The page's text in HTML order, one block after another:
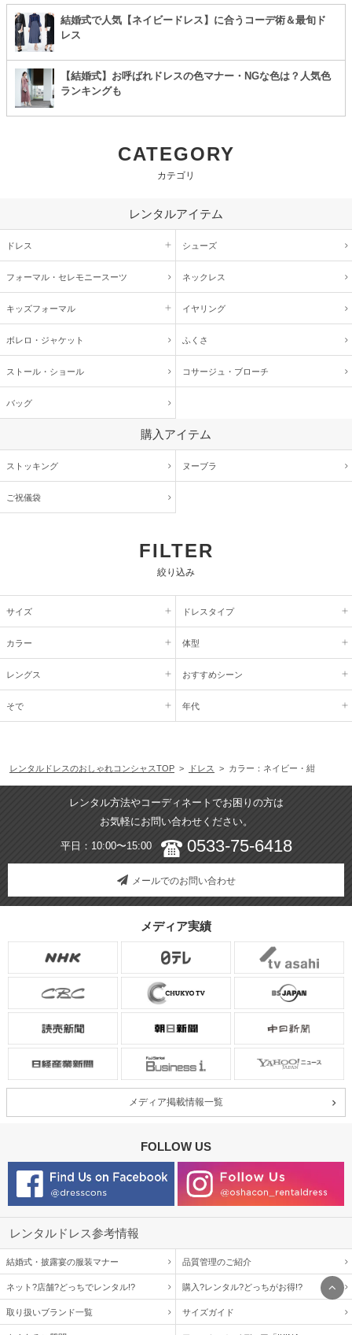
結婚式で人気【ネイビードレス】に合うコーデ術＆最旬ド
レス
【結婚式】お呼ばれドレスの色マナー・NGな色は？人気色
ランキングも
CATEGORY
カテゴリ
レンタルアイテム
ドレス シューズ
フォーマル・ セレモニースーツ ネックレス
キッズフォーマル イヤリング
ボレロ・ジャケット ふくさ
ストール・ショール コサージュ・ ブローチ
バッグ
購入アイテム
ストッキング ヌーブラ
ご祝儀袋
FILTER
絞り込み
サイズ ドレスタイプ
カラー 体型
レングス おすすめシーン
そで 年代
レンタルドレスのおしゃれコンシャスTOP > ドレス > カラー：ネイビー・紺
レンタル方法やコーディネートでお困りの方は
お気軽にお問い合わせください。
平日：10:00〜15:00 0533-75-6418
メールでのお問い合わせ
メディア実績
メディア掲載情報一覧
FOLLOW US
レンタルドレス参考情報
結婚式・披露宴の服装マナー 品質管理のご紹介
ネット?店舗?どっちでレンタル!? 購入?レンタル?どっちがお得!?
取り扱いブランド一覧 サイズガイド